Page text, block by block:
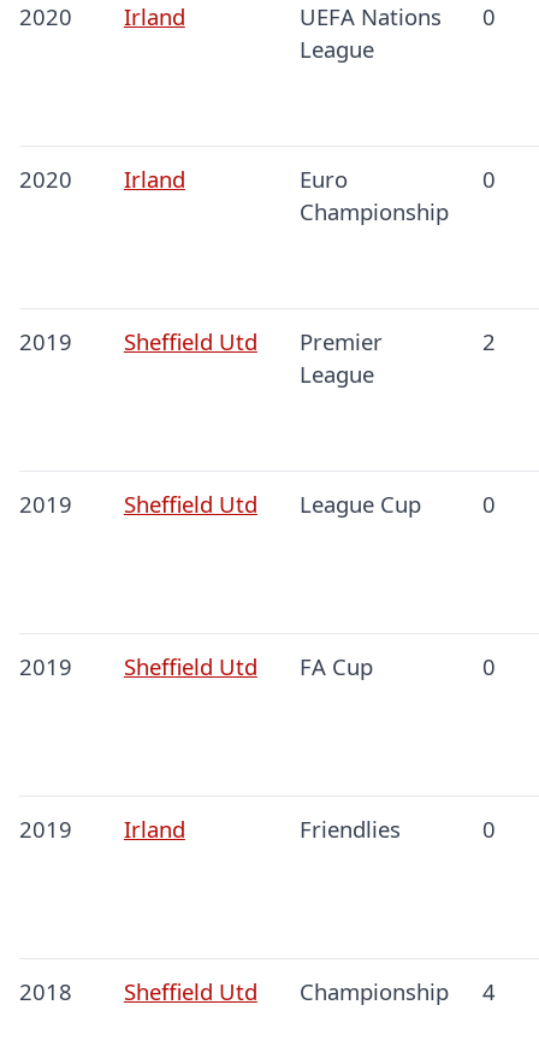
2020 Irland
UEFA Nations
League
0
2020 Irland
Euro
Championship
0
2019 Sheffield Utd
Premier
League
2
2019 Sheffield Utd League Cup 0
2019 Sheffield Utd FA Cup 0
2019 Irland Friendlies 0
2018 Sheffield Utd Championship 4